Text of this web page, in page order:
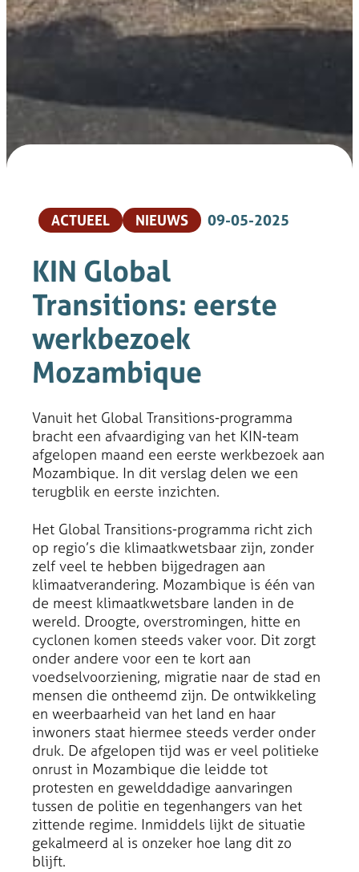
ACTUEEL NIEUWS 09-05-2025
KIN Global
Transitions: eerste
werkbezoek
Mozambique
Vanuit het Global Transitions-programma
bracht een afvaardiging van het KIN-team
afgelopen maand een eerste werkbezoek aan
Mozambique. In dit verslag delen we een
terugblik en eerste inzichten.
Het Global Transitions-programma richt zich
op regio’s die klimaatkwetsbaar zijn, zonder
zelf veel te hebben bijgedragen aan
klimaatverandering. Mozambique is één van
de meest klimaatkwetsbare landen in de
wereld. Droogte, overstromingen, hitte en
cyclonen komen steeds vaker voor. Dit zorgt
onder andere voor een te kort aan
voedselvoorziening, migratie naar de stad en
mensen die ontheemd zijn. De ontwikkeling
en weerbaarheid van het land en haar
inwoners staat hiermee steeds verder onder
druk. De afgelopen tijd was er veel politieke
onrust in Mozambique die leidde tot
protesten en gewelddadige aanvaringen
tussen de politie en tegenhangers van het
zittende regime. Inmiddels lijkt de situatie
gekalmeerd al is onzeker hoe lang dit zo
blijft.